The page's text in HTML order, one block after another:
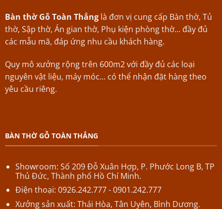
Bàn thờ Gỗ Toàn Thắnglà đơn vị cung cấp Bàn thờ, Tủ
thờ, Sập thờ, Án gian thờ, Phụ kiện phòng thờ... đầy đủ
các mẫu mã, đáp ứng nhu cầu khách hàng.
Quy mô xưởng rộng trên 600m2 với đầy đủ các loại
nguyên vật liệu, máy móc... có thể nhận đặt hàng theo
yêu cầu riêng.
BÀN THỜ GỖ TOÀN THẮNG
Showroom: Số 209 Đỗ Xuân Hợp, P. Phước Long B, TP
Thủ Đức, Thành phố Hồ Chí Minh.
Điện thoại: 0926.242.777 - 0901.242.777
Xưởng sản xuất: Thái Hòa, Tân Uyên, Bình Dương.